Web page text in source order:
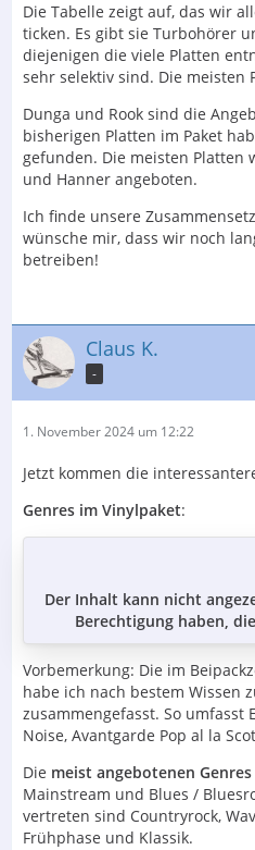
Die Tabelle zeigt auf, das wir
ticken. Es gibt sie Turbohörer
diejenigen die viele Platten
sehr selektiv sind. Die meisten
Dunga und Rook sind die
bisherigen Platten im Paket
gefunden. Die meisten Platten
und Hanner angeboten.
Ich finde unsere
wünsche mir, dass wir noch
betreiben!
Claus K.
-
1. November 2024 um 12:22
Jetzt kommen die
Genres im Vinylpaket:
Der Inhalt kann nicht
Berechtigung haben,
Vorbemerkung: Die im
habe ich nach bestem Wissen
zusammengefasst. So umfasst
Noise, Avantgarde Pop al la
Die meist angebotenen Genres
Mainstream und Blues /
vertreten sind Countryrock,
Frühphase und Klassik.